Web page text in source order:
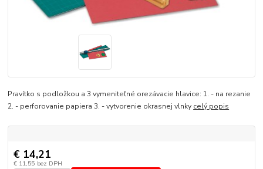
Pravítko s podložkou a 3 vymeniteľné orezávacie hlavice: 1. - na rezanie
2. - perforovanie papiera 3. - vytvorenie okrasnej vlnky celý popis
€ 14,21
€ 11,55 bez DPH